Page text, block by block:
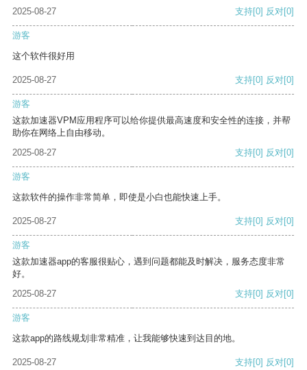
2025-08-27 支持[0] 反对[0]
游客
这个软件很好用
2025-08-27 支持[0] 反对[0]
游客
这款加速器VPM应用程序可以给你提供最高速度和安全性的连接，并帮
助你在网络上自由移动。
2025-08-27
支持[0] 反对[0]
游客
这款软件的操作非常简单，即使是小白也能快速上手。
2025-08-27 支持[0] 反对[0]
游客
这款加速器app的客服很贴心，遇到问题都能及时解决，服务态度非常
好。
2025-08-27
支持[0] 反对[0]
游客
这款app的路线规划非常精准，让我能够快速到达目的地。
2025-08-27 支持[0] 反对[0]